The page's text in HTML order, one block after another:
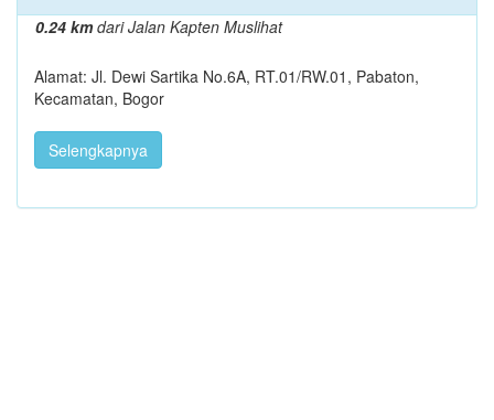
0.24 kmdari Jalan Kapten Muslihat
Alamat: Jl. Dewi Sartika No.6A, RT.01/RW.01, Pabaton,
Kecamatan, Bogor
Selengkapnya